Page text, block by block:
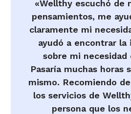
«Wellthy escuchó de
pensamientos, me
claramente mi
ayudó a encontrar la
sobre mi necesidad
Pasaría muchas horas
mismo. Recomiendo
los servicios de
persona que los